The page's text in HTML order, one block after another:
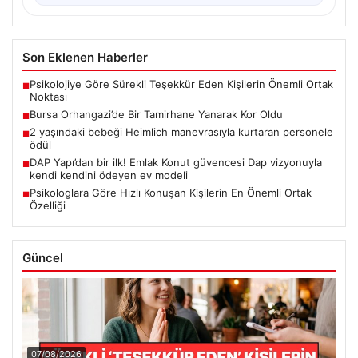
Son Eklenen Haberler
■Psikolojiye Göre Sürekli Teşekkür Eden Kişilerin Önemli Ortak
Noktası
■Bursa Orhangazi’de Bir Tamirhane Yanarak Kor Oldu
■2 yaşındaki bebeği Heimlich manevrasıyla kurtaran personele
ödül
■DAP Yapı’dan bir ilk! Emlak Konut güvencesi Dap vizyonuyla
kendi kendini ödeyen ev modeli
■Psikologlara Göre Hızlı Konuşan Kişilerin En Önemli Ortak
Özelliği
Güncel
07/08/2026